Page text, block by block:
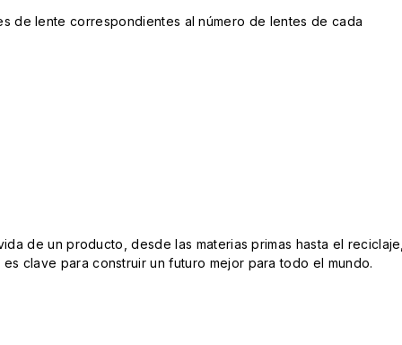
de lente correspondientes al número de lentes de cada
de un producto, desde las materias primas hasta el
clave para construir un futuro mejor para todo el mundo.